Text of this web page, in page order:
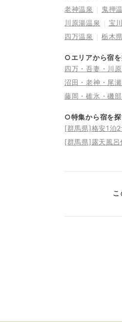
老神温泉
鬼押
川原湯温泉
宝
四万温泉
栃木
○エリアから宿
四万・吾妻・川
沼田・老神・尾
藤岡・碓氷・磯
○特集から宿を
[群馬県]格安1泊
[群馬県]露天風呂